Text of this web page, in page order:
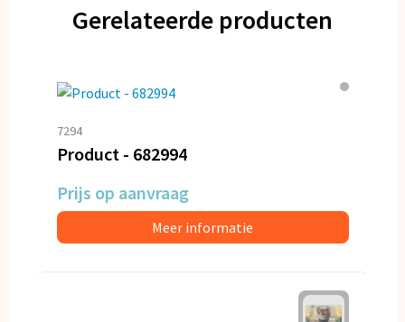
Gerelateerde producten
7294
Product - 682994
Prijs op aanvraag
Meer informatie